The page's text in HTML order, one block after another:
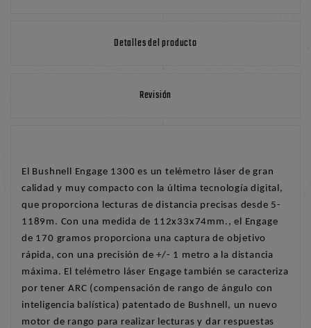
Detalles del producto
Revisión
El Bushnell Engage 1300 es un telémetro láser de gran
calidad y muy compacto con la última tecnología digital,
que proporciona lecturas de distancia precisas desde 5-
1189m. Con una medida de 112x33x74mm., el Engage
de 170 gramos proporciona una captura de objetivo
rápida, con una precisión de +/- 1 metro a la distancia
máxima. El telémetro láser Engage también se caracteriza
por tener ARC (compensación de rango de ángulo con
inteligencia balística) patentado de Bushnell, un nuevo
motor de rango para realizar lecturas y dar respuestas